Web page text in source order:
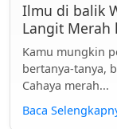
Ilmu di balik
Langit Merah
Kamu mungkin
bertanya-tanya,
Cahaya merah...
Baca